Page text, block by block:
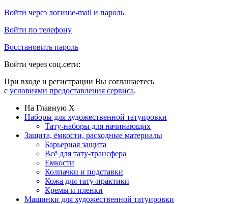
Войти через логин\e-mail и пароль
Войти по телефону
Восстановить пароль
Войти через соц.сети:
При входе и регистрации Вы соглашаетесь
с условиями предоставления сервиса.
На Главную X
Наборы для художественной татуировки
Тату-наборы для начинающих
Защита, ёмкости, расходные материалы
Барьерная защита
Всё для тату-трансфера
Емкости
Колпачки и подставки
Кожа для тату-практики
Кремы и пленки
Машинки для художественной татуировки